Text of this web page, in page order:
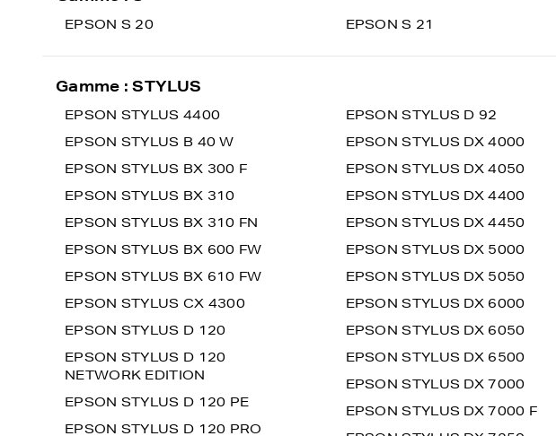
EPSON S 20 EPSON S 21
Gamme : STYLUS
EPSON STYLUS 4400
EPSON STYLUS B 40 W
EPSON STYLUS BX 300 F
EPSON STYLUS BX 310
EPSON STYLUS BX 310 FN
EPSON STYLUS BX 600 FW
EPSON STYLUS BX 610 FW
EPSON STYLUS CX 4300
EPSON STYLUS D 120
EPSON STYLUS D 120
NETWORK EDITION
EPSON STYLUS D 120 PE
EPSON STYLUS D 120 PRO
EPSON STYLUS D 92
EPSON STYLUS DX 4000
EPSON STYLUS DX 4050
EPSON STYLUS DX 4400
EPSON STYLUS DX 4450
EPSON STYLUS DX 5000
EPSON STYLUS DX 5050
EPSON STYLUS DX 6000
EPSON STYLUS DX 6050
EPSON STYLUS DX 6500
EPSON STYLUS DX 7000
EPSON STYLUS DX 7000 F